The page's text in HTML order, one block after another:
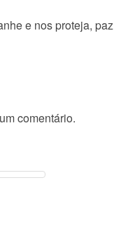
e nos proteja, paz
comentário.